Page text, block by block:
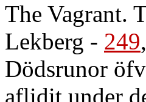
The Vagrant.
Lekberg - 249,
Dödsrunor
aflidit under